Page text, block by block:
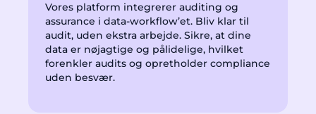
Vores platform integrerer auditing og
assurance i data-workflow’et. Bliv klar til
audit, uden ekstra arbejde. Sikre, at dine
data er nøjagtige og pålidelige, hvilket
forenkler audits og opretholder compliance
uden besvær.